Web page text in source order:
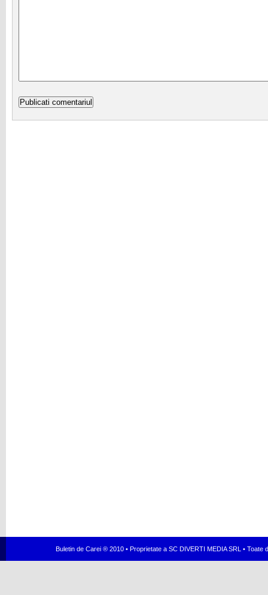
Buletin de Carei ® 2010 • Proprietate a SC DIVERTI MEDIA SRL •